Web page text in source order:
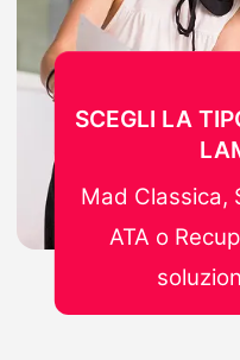
SCEGLI LA
Mad Classica,
ATA o